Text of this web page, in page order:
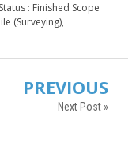
: Finished Scope
(Surveying),
PREVIOUS
Next Post »